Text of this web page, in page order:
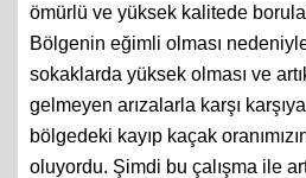
ömürlü ve yüksek kalitede
Bölgenin eğimli olması nedeniyle
sokaklarda yüksek olması ve
gelmeyen arızalarla karşı
bölgedeki kayıp kaçak
oluyordu. Şimdi bu çalışma ile